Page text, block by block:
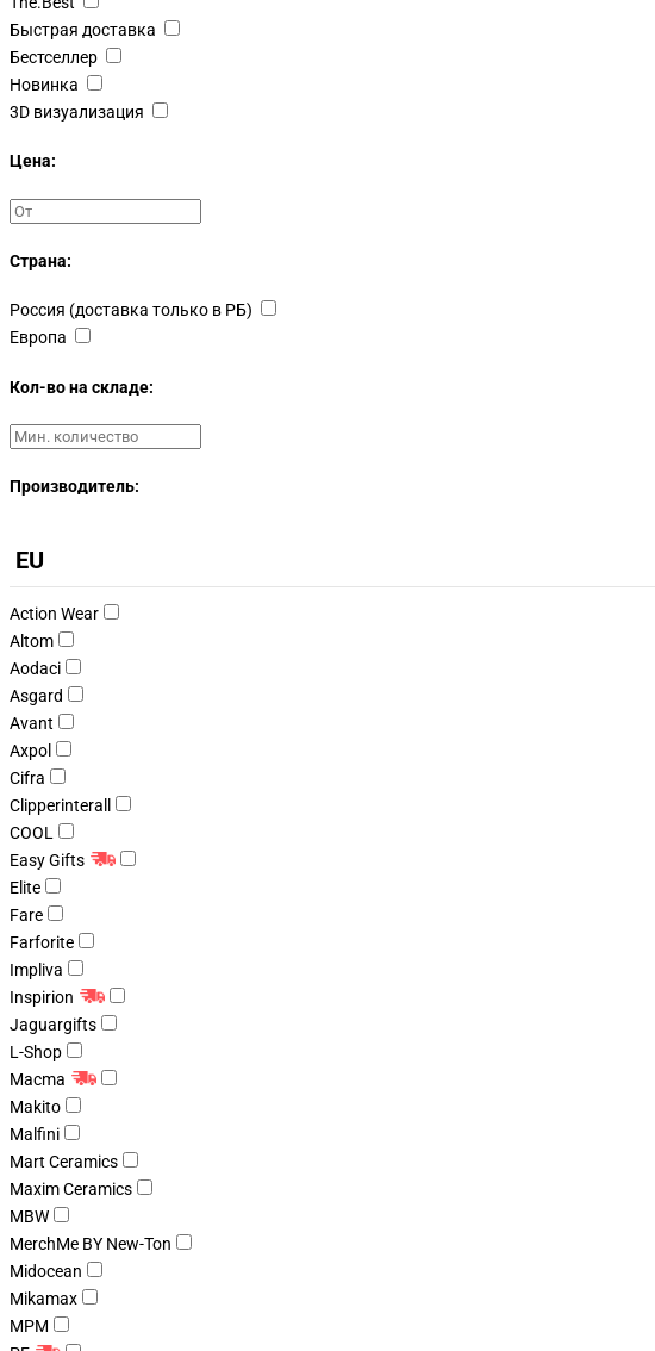
Быстрая доставка
Бестселлер
Новинка
3D визуализация
Цена:
Страна:
Россия (доставка только в РБ)
Европа
Кол-во на складе:
Производитель:
EU
Action Wear
Altom
Aodaci
Asgard
Avant
Axpol
Cifra
Clipperinterall
COOL
Easy Gifts
Elite
Fare
Farforite
Impliva
Inspirion
Jaguargifts
L-Shop
Macma
Makito
Malfini
Mart Ceramics
Maxim Ceramics
MBW
MerchMe BY New-Ton
Midocean
Mikamax
MPM